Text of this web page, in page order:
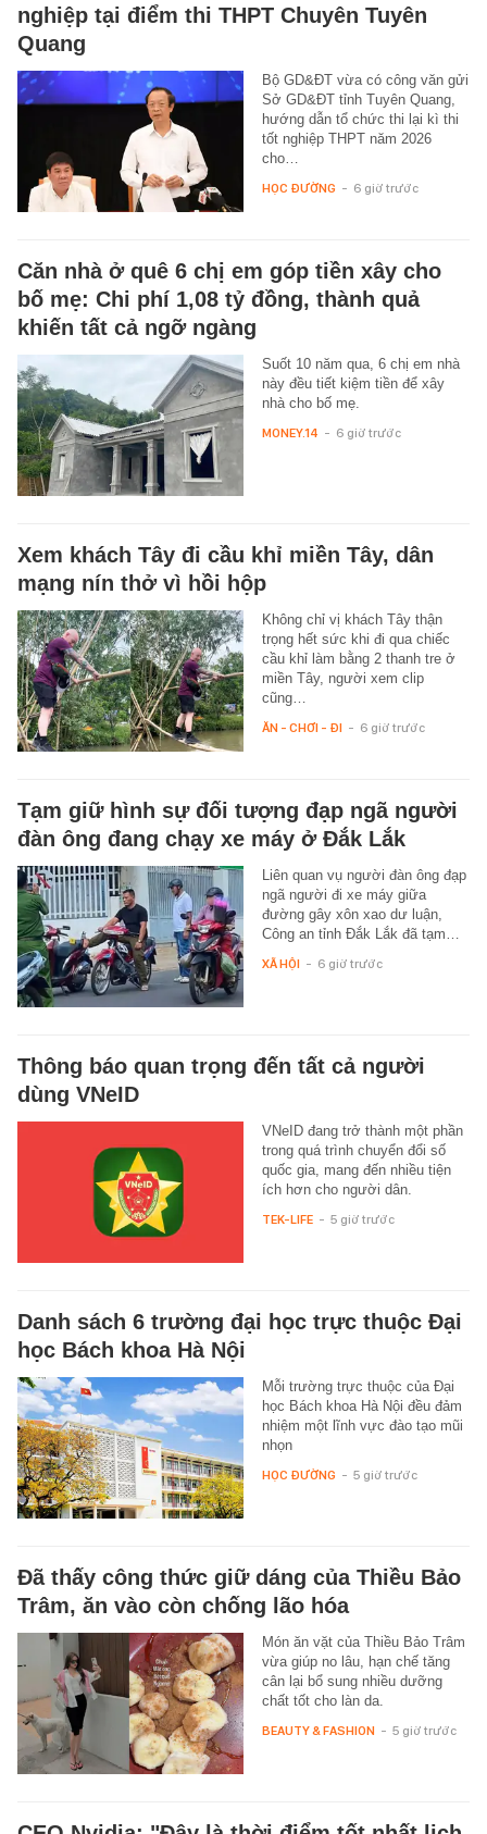
nghiệp tại điểm thi THPT Chuyên Tuyên
Quang
Bộ GD&ĐT vừa có công văn gửi
Sở GD&ĐT tỉnh Tuyên Quang,
hướng dẫn tổ chức thi lại kì thi
tốt nghiệp THPT năm 2026
cho…
HỌC ĐƯỜNG - 6 giờ trước
Căn nhà ở quê 6 chị em góp tiền xây cho
bố mẹ: Chi phí 1,08 tỷ đồng, thành quả
khiến tất cả ngỡ ngàng
Suốt 10 năm qua, 6 chị em nhà
này đều tiết kiệm tiền để xây
nhà cho bố mẹ.
MONEY.14 - 6 giờ trước
Xem khách Tây đi cầu khỉ miền Tây, dân
mạng nín thở vì hồi hộp
Không chỉ vị khách Tây thận
trọng hết sức khi đi qua chiếc
cầu khỉ làm bằng 2 thanh tre ở
miền Tây, người xem clip
cũng…
ĂN - CHƠI - ĐI - 6 giờ trước
Tạm giữ hình sự đối tượng đạp ngã người
đàn ông đang chạy xe máy ở Đắk Lắk
Liên quan vụ người đàn ông đạp
ngã người đi xe máy giữa
đường gây xôn xao dư luận,
Công an tỉnh Đắk Lắk đã tạm…
XÃ HỘI - 6 giờ trước
Thông báo quan trọng đến tất cả người
dùng VNeID
VNeID đang trở thành một phần
trong quá trình chuyển đổi số
quốc gia, mang đến nhiều tiện
ích hơn cho người dân.
TEK-LIFE - 5 giờ trước
Danh sách 6 trường đại học trực thuộc Đại
học Bách khoa Hà Nội
Mỗi trường trực thuộc của Đại
học Bách khoa Hà Nội đều đảm
nhiệm một lĩnh vực đào tạo mũi
nhọn
HỌC ĐƯỜNG - 5 giờ trước
Đã thấy công thức giữ dáng của Thiều Bảo
Trâm, ăn vào còn chống lão hóa
Món ăn vặt của Thiều Bảo Trâm
vừa giúp no lâu, hạn chế tăng
cân lại bổ sung nhiều dưỡng
chất tốt cho làn da.
BEAUTY & FASHION - 5 giờ trước